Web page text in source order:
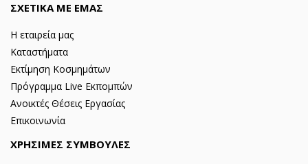
ΣΧΕΤΙΚΑ ΜΕ ΕΜΑΣ
Η εταιρεία μας
Καταστήματα
Εκτίμηση Κοσμημάτων
Πρόγραμμα Live Εκπομπών
Ανοικτές Θέσεις Εργασίας
Επικοινωνία
ΧΡΗΣΙΜΕΣ ΣΥΜΒΟΥΛΕΣ